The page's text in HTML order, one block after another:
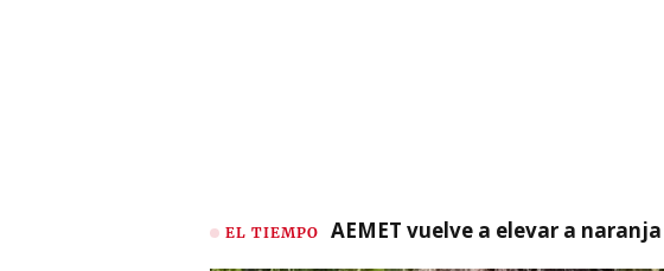
EL TIEMPO AEMET vuelve a elevar a